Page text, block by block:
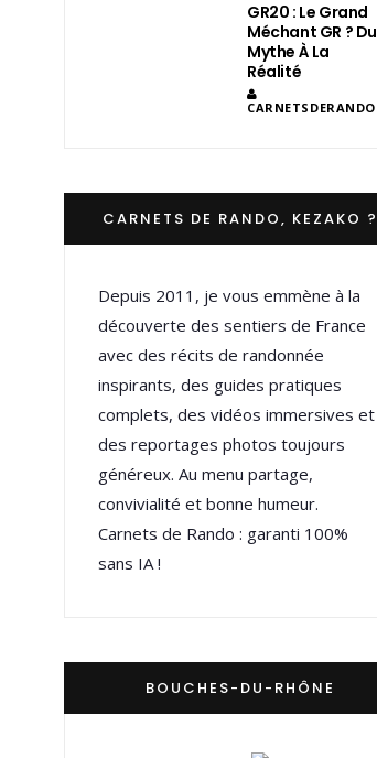
GR20 : Le Grand
Méchant GR ? Du
Mythe À La
Réalité
CARNETSDERANDO
CARNETS DE RANDO, KEZAKO ?
Depuis 2011, je vous emmène à la
découverte des sentiers de France
avec des récits de randonnée
inspirants, des guides pratiques
complets, des vidéos immersives et
des reportages photos toujours
généreux. Au menu partage,
convivialité et bonne humeur.
Carnets de Rando : garanti 100%
sans IA !
BOUCHES-DU-RHÔNE